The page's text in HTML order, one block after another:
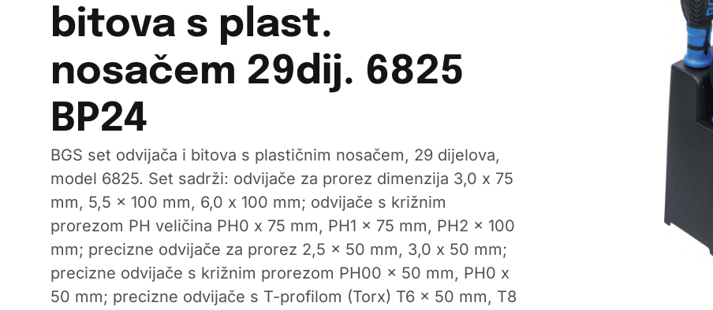
bitova s plast.
nosačem 29dij. 6825
BP24
BGS set odvijača i bitova s plastičnim nosačem, 29 dijelova,
model 6825. Set sadrži: odvijače za prorez dimenzija 3,0 x 75
mm, 5,5 x 100 mm, 6,0 x 100 mm; odvijače s križnim
prorezom PH veličina PH0 x 75 mm, PH1 x 75 mm, PH2 x 100
mm; precizne odvijače za prorez 2,5 x 50 mm, 3,0 x 50 mm;
precizne odvijače s križnim prorezom PH00 x 50 mm, PH0 x
50 mm; precizne odvijače s T-profilom (Torx) T6 x 50 mm, T8